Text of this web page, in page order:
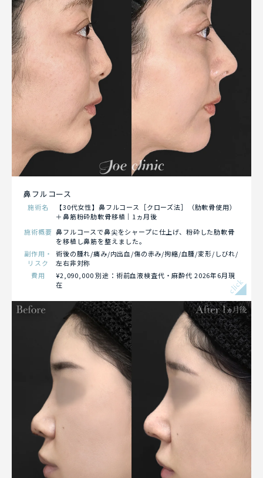
鼻フルコース
施術名
【30代女性】鼻フルコース［クローズ法］（肋軟骨使用）
＋鼻筋粉砕肋軟骨移植｜1ヵ月後
施術概要 鼻フルコースで鼻尖をシャープに仕上げ、粉砕した肋軟骨
を移植し鼻筋を整えました。
副作用・
リスク
術後の腫れ/痛み/内出血/傷の赤み/拘縮/血腫/変形/しびれ/
左右非対称
費用
¥2,090,000 別途：術前血液検査代・麻酔代 2026年6月現
在
click